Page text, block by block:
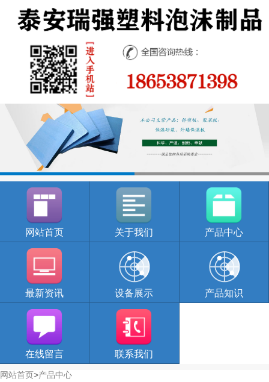
网站首页 关于我们 产品中心
最新资讯 设备展示 产品知识
在线留言 联系我们
网站首页>产品中心